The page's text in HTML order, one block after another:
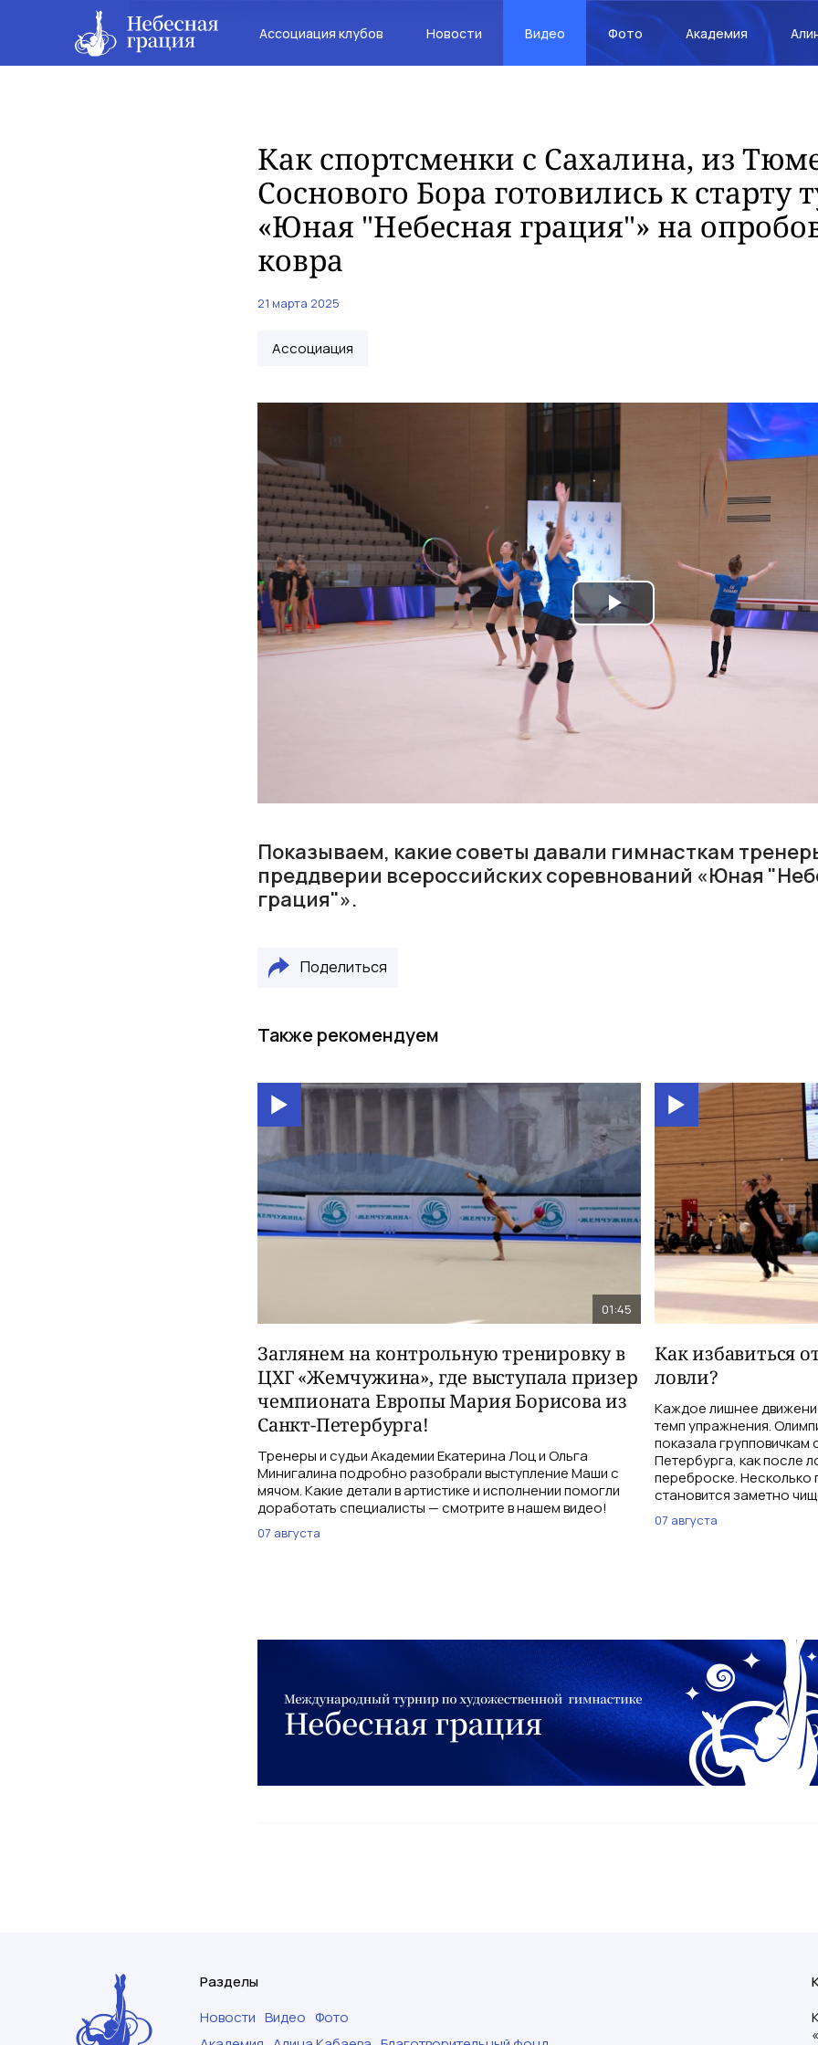
Ассоциация клубов Новости Видео Фото Академия
Как спортсменки с Сахалина, из
Соснового Бора готовились к старту
«Юная "Небесная грация"» на
ковра
21 марта 2025
Ассоциация
Play
Video
Показываем, какие советы давали гимнасткам
преддверии всероссийских соревнований «Юная
грация"».
Поделиться
Также рекомендуем
01:45
Заглянем на контрольную тренировку в
ЦХГ «Жемчужина», где выступала призер
чемпионата Европы Мария Борисова из
Санкт-Петербурга!
Тренеры и судьи Академии Екатерина Лоц и Ольга
Минигалина подробно разобрали выступление Маши с
мячом. Какие детали в артистике и исполнении помогли
доработать специалисты — смотрите в нашем видео!
07 августа
Как избавиться
ловли?
Каждое лишнее
темп упражнения.
показала групповичкам
Петербурга, как после
переброске. Несколько
становится заметно
07 августа
Разделы
Новости Видео Фото